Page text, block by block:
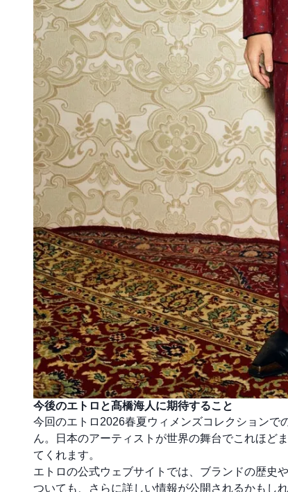
今後のエトロと髙橋海人に期待すること
今回のエトロ2026春夏ウィメンズコレクション
ん。日本のアーティストが世界の舞台でこれほど
てくれます。
エトロの公式ウェブサイトでは、ブランドの歴史
ついても、さらに詳しい情報が公開されるかもし